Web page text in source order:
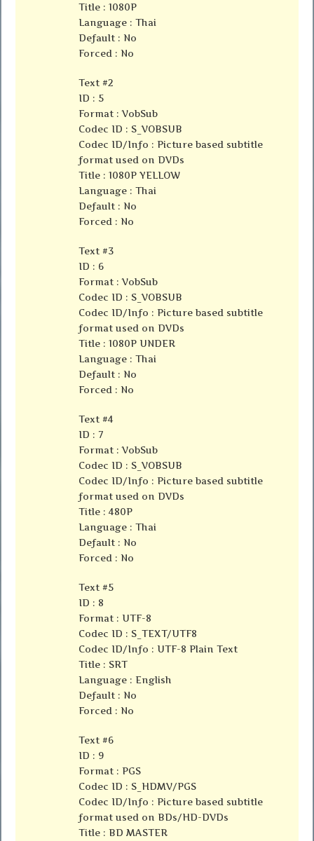
Title : 1080P
Language : Thai
Default : No
Forced : No
Text #2
ID : 5
Format : VobSub
Codec ID : S_VOBSUB
Codec ID/Info : Picture based subtitle
format used on DVDs
Title : 1080P YELLOW
Language : Thai
Default : No
Forced : No
Text #3
ID : 6
Format : VobSub
Codec ID : S_VOBSUB
Codec ID/Info : Picture based subtitle
format used on DVDs
Title : 1080P UNDER
Language : Thai
Default : No
Forced : No
Text #4
ID : 7
Format : VobSub
Codec ID : S_VOBSUB
Codec ID/Info : Picture based subtitle
format used on DVDs
Title : 480P
Language : Thai
Default : No
Forced : No
Text #5
ID : 8
Format : UTF-8
Codec ID : S_TEXT/UTF8
Codec ID/Info : UTF-8 Plain Text
Title : SRT
Language : English
Default : No
Forced : No
Text #6
ID : 9
Format : PGS
Codec ID : S_HDMV/PGS
Codec ID/Info : Picture based subtitle
format used on BDs/HD-DVDs
Title : BD MASTER